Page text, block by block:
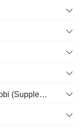
Provvista cumulata per crediti dubbi (Supplemento)